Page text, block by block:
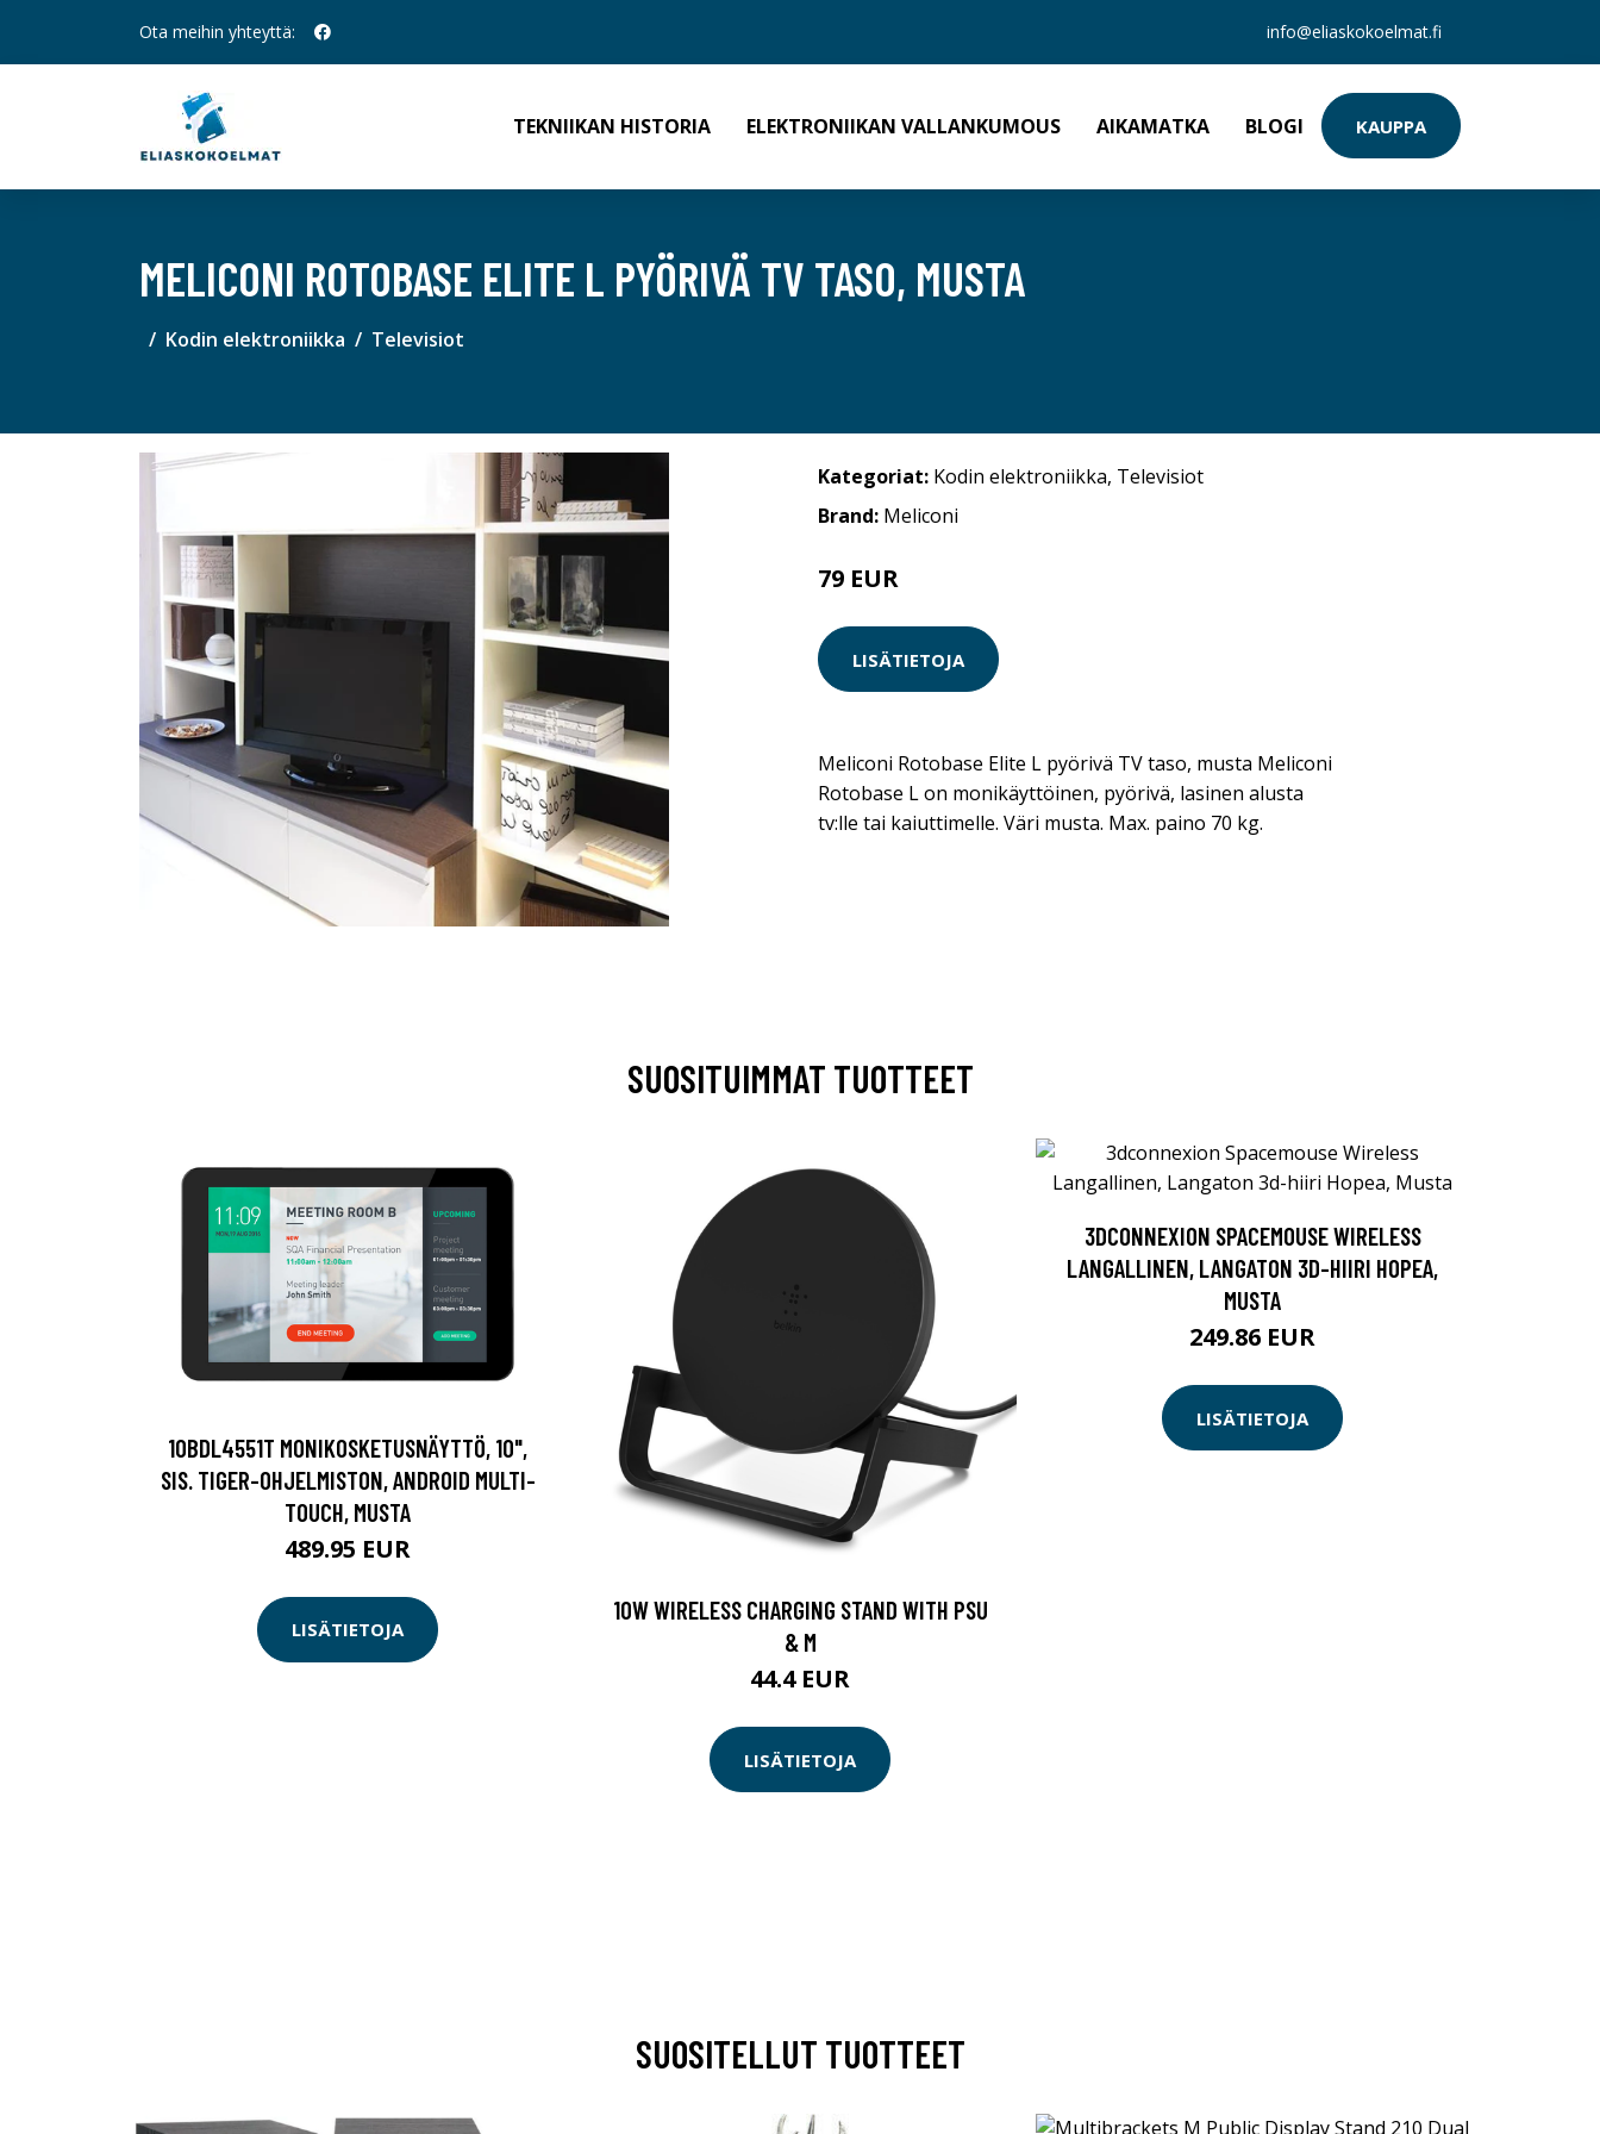
Ota meihin yhteyttä: info@eliaskokoelmat.fi
TEKNIIKAN HISTORIA ELEKTRONIIKAN VALLANKUMOUS AIKAMATKA BLOGI KAUPPA
MELICONI ROTOBASE ELITE L PYÖRIVÄ TV TASO, MUSTA
Kodin elektroniikka Televisiot
Kategoriat: Kodin elektroniikka, Televisiot
Brand: Meliconi
79 EUR
LISÄTIETOJA
Meliconi Rotobase Elite L pyörivä TV taso, musta Meliconi
Rotobase L on monikäyttöinen, pyörivä, lasinen alusta
tv:lle tai kaiuttimelle. Väri musta. Max. paino 70 kg.
SUOSITUIMMAT TUOTTEET
10BDL4551T MONIKOSKETUSNÄYTTÖ, 10",
SIS. TIGER-OHJELMISTON, ANDROID MULTI-
TOUCH, MUSTA
489.95 EUR
LISÄTIETOJA
10W WIRELESS CHARGING STAND WITH PSU
& M
44.4 EUR
LISÄTIETOJA
3DCONNEXION SPACEMOUSE WIRELESS
LANGALLINEN, LANGATON 3D-HIIRI HOPEA,
MUSTA
249.86 EUR
LISÄTIETOJA
SUOSITELLUT TUOTTEET